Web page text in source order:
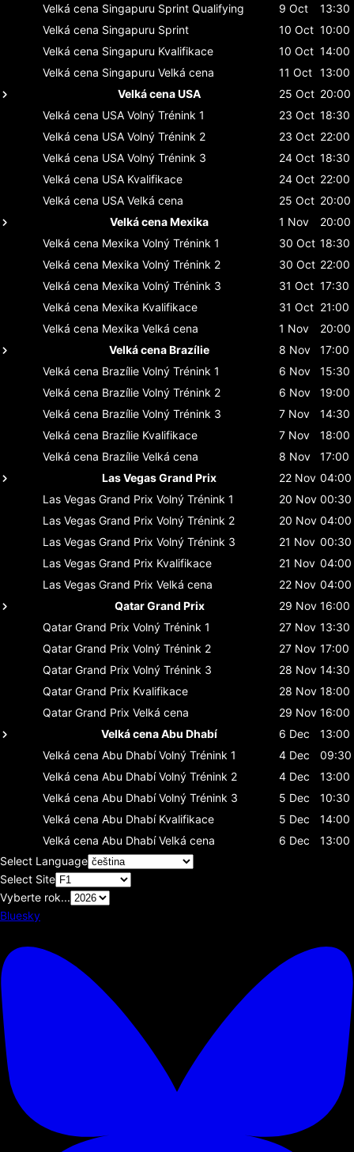
Velká cena Singapuru Sprint Qualifying 9 Oct
13:30
Velká cena Singapuru Sprint 10 Oct 10:00
Velká cena Singapuru Kvalifikace 10 Oct 14:00
Velká cena Singapuru Velká cena 11 Oct 13:00
Velká cena USA
25 Oct 20:00
Velká cena USA Volný Trénink 1 23 Oct 18:30
Velká cena USA Volný Trénink 2 23 Oct 22:00
Velká cena USA Volný Trénink 3 24 Oct 18:30
Velká cena USA Kvalifikace 24 Oct 22:00
Velká cena USA Velká cena 25 Oct 20:00
Velká cena Mexika
1 Nov
20:00
Velká cena Mexika Volný Trénink 1 30 Oct 18:30
Velká cena Mexika Volný Trénink 2 30 Oct 22:00
Velká cena Mexika Volný Trénink 3 31 Oct 17:30
Velká cena Mexika Kvalifikace 31 Oct 21:00
Velká cena Mexika Velká cena 1 Nov
20:00
Velká cena Brazílie
8 Nov
17:00
Velká cena Brazílie Volný Trénink 1 6 Nov
15:30
Velká cena Brazílie Volný Trénink 2 6 Nov
19:00
Velká cena Brazílie Volný Trénink 3 7 Nov
14:30
Velká cena Brazílie Kvalifikace 7 Nov
18:00
Velká cena Brazílie Velká cena 8 Nov
17:00
Las Vegas Grand Prix
22 Nov 04:00
Las Vegas Grand Prix Volný Trénink 1 20 Nov 00:30
Las Vegas Grand Prix Volný Trénink 2 20 Nov 04:00
Las Vegas Grand Prix Volný Trénink 3 21 Nov 00:30
Las Vegas Grand Prix Kvalifikace 21 Nov 04:00
Las Vegas Grand Prix Velká cena 22 Nov 04:00
Qatar Grand Prix
29 Nov 16:00
Qatar Grand Prix Volný Trénink 1 27 Nov 13:30
Qatar Grand Prix Volný Trénink 2 27 Nov 17:00
Qatar Grand Prix Volný Trénink 3 28 Nov 14:30
Qatar Grand Prix Kvalifikace 28 Nov 18:00
Qatar Grand Prix Velká cena 29 Nov 16:00
Velká cena Abu Dhabí
6 Dec
13:00
Velká cena Abu Dhabí Volný Trénink 1 4 Dec
09:30
Velká cena Abu Dhabí Volný Trénink 2 4 Dec
13:00
Velká cena Abu Dhabí Volný Trénink 3 5 Dec
10:30
Velká cena Abu Dhabí Kvalifikace 5 Dec
14:00
Velká cena Abu Dhabí Velká cena 6 Dec
13:00
Select Language
Select Site
Vyberte rok...
Bluesky